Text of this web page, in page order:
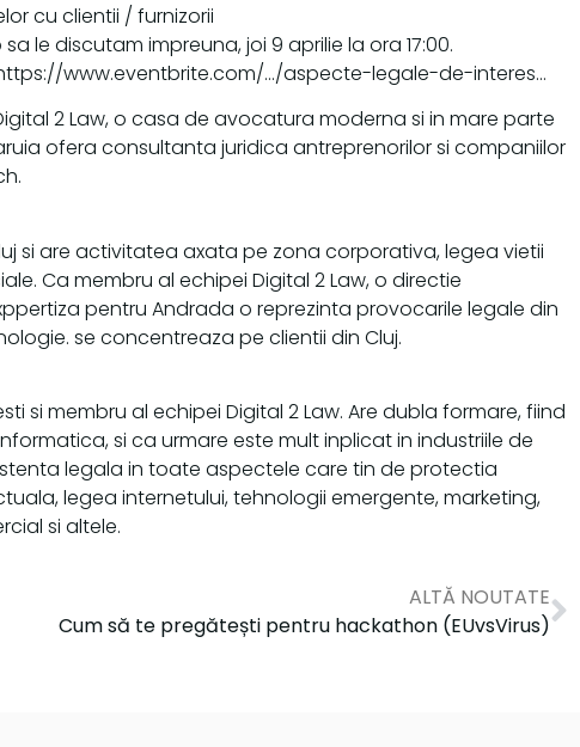
cu clientii / furnizorii
le discutam impreuna, joi 9 aprilie la ora 17:00.
www.eventbrite.com/…/aspecte-legale-de-interes…
2 Law, o casa de avocatura moderna si in mare parte
ofera consultanta juridica antreprenorilor si companiilor
si are activitatea axata pe zona corporativa, legea vietii
Ca membru al echipei Digital 2 Law, o directie
pentru Andrada o reprezinta provocarile legale din
se concentreaza pe clientii din Cluj.
si membru al echipei Digital 2 Law. Are dubla formare, fiind
si ca urmare este mult inplicat in industriile de
legala in toate aspectele care tin de protectia
legea internetului, tehnologii emergente, marketing,
si altele.
ALTĂ NOUTATE
Cum să te pregătești pentru hackathon (EUvsVirus)